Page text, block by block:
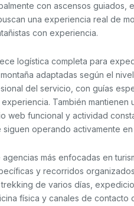
con ascensos
una experiencia real de
con experiencia.
logística completa para
adaptadas según el
del servicio, con guías
También
web funcional y actividad
operando activamente
más enfocadas en
y recorridos
de varios días,
física y canales de contacto